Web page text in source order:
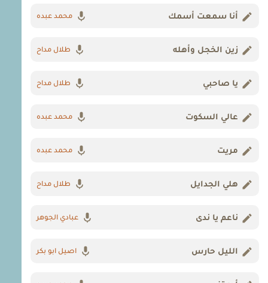
أنا سمعت أسمك محمد عبده
زين الخجل وأهله طلال مداح
يا صاحبي طلال مداح
عالي السكوت محمد عبده
مريت محمد عبده
هلي الجدايل طلال مداح
ناعم يا ندى عبادي الجوهر
الليل حارس اصيل ابو بكر